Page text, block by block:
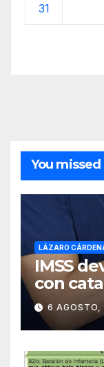
31
You missed
LÁZARO
IMSS
con
23 años
6